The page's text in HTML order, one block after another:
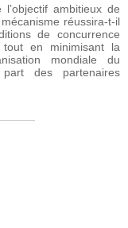
ambitieux de
réussira-t-il
de concurrence
tout en minimisant la
mondiale du
des partenaires